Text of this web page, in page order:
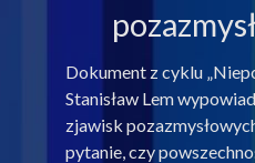
Dokument z cyklu
Stanisław Lem
zjawisk
pytanie, czy